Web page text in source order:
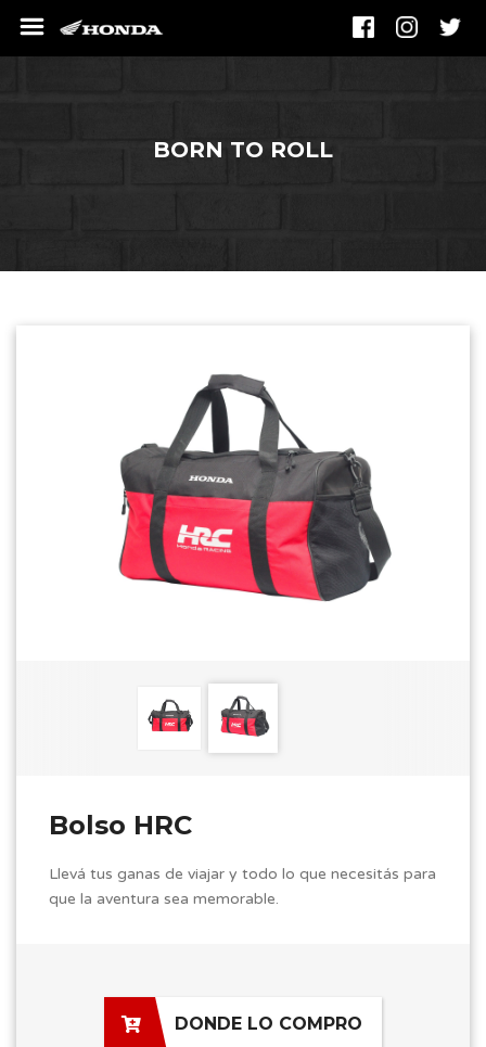
BORN TO ROLL
Bolso HRC
Llevá tus ganas de viajar y todo lo que necesitás para
que la aventura sea memorable.
DONDE LO COMPRO